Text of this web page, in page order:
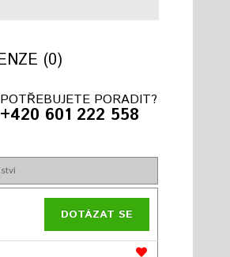
(0)
POTŘEBUJETE PORADIT?
+420 601 222 558
DOTÁZAT SE